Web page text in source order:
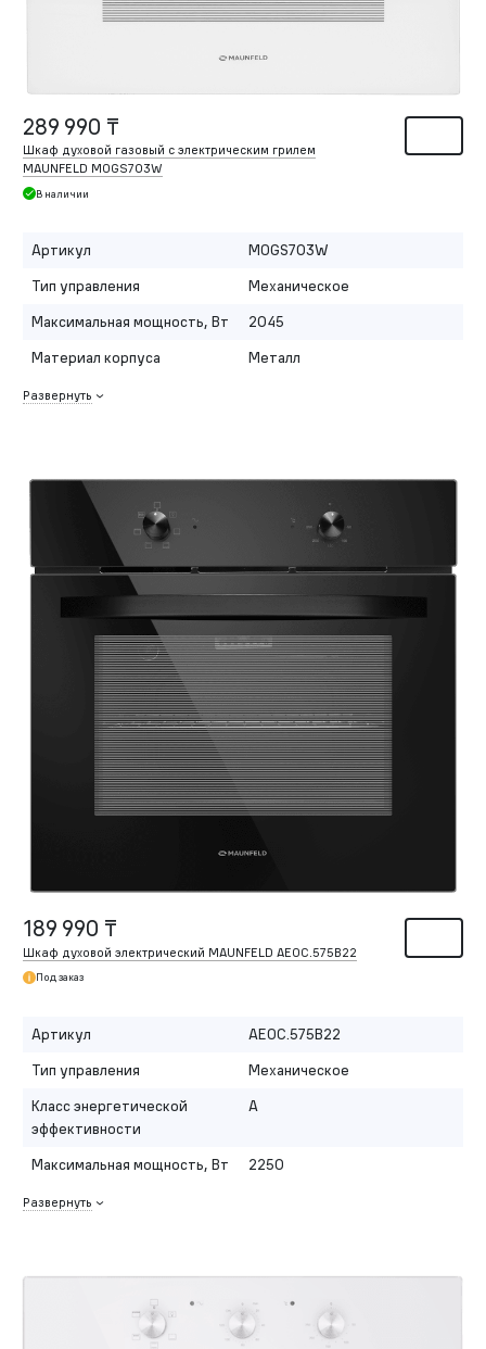
289 990 ₸
Шкаф духовой газовый с электрическим грилем
MAUNFELD MOGS703W
В наличии
Артикул
MOGS703W
Тип управления
Механическое
Максимальная мощность, Вт
2045
Материал корпуса
Металл
Развернуть
189 990 ₸
Шкаф духовой электрический MAUNFELD AEOC.575B22
Под заказ
Артикул
AEOC.575B22
Тип управления
Механическое
Класс энергетической
эффективности
A
Максимальная мощность, Вт 2250
Развернуть